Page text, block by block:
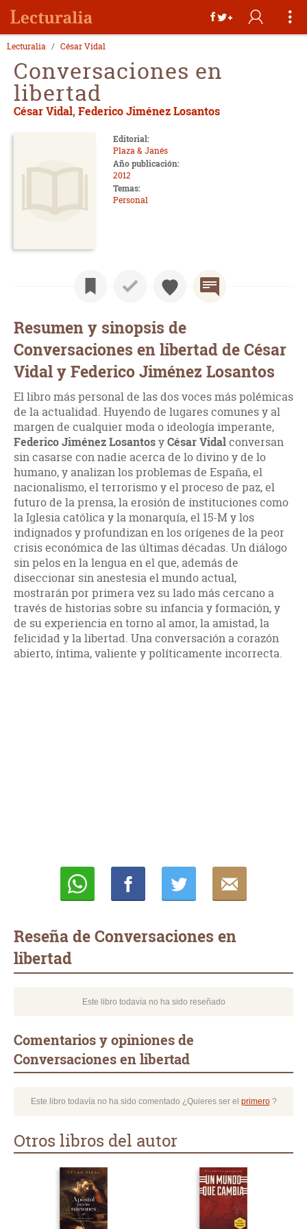
Lecturalia César Vidal
Conversaciones en
libertad
César Vidal, Federico Jiménez Losantos
Editorial:
Plaza & Janés
Año publicación:
2012
Temas:
Personal
Resumen y sinopsis de
Conversaciones en libertad de César
Vidal y Federico Jiménez Losantos
El libro más personal de las dos voces más polémicas
de la actualidad. Huyendo de lugares comunes y al
margen de cualquier moda o ideología imperante,
Federico Jiménez LosantosyCésar Vidalconversan
sin casarse con nadie acerca de lo divino y de lo
humano, y analizan los problemas de España, el
nacionalismo, el terrorismo y el proceso de paz, el
futuro de la prensa, la erosión de instituciones como
la Iglesia católica y la monarquía, el 15-M y los
indignados y profundizan en los orígenes de la peor
crisis económica de las últimas décadas. Un diálogo
sin pelos en la lengua en el que, además de
diseccionar sin anestesia el mundo actual,
mostrarán por primera vez su lado más cercano a
través de historias sobre su infancia y formación, y
de su experiencia en torno al amor, la amistad, la
felicidad y la libertad. Una conversación a corazón
abierto, íntima, valiente y políticamente incorrecta.
Reseña de Conversaciones en
libertad
Este libro todavía no ha sido reseñado
Comentarios y opiniones de
Conversaciones en libertad
Este libro todavía no ha sido comentado ¿Quieres ser el primero?
Otros libros del autor